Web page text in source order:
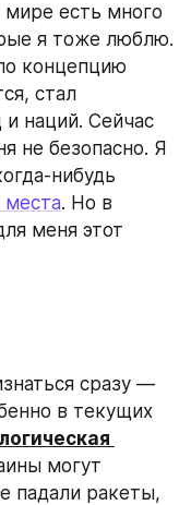
есть много
я тоже люблю.
концепцию
стал
наций. Сейчас
не безопасно. Я
нибудь
. Но в
меня этот
сразу —
в текущих
могут
падали ракеты,